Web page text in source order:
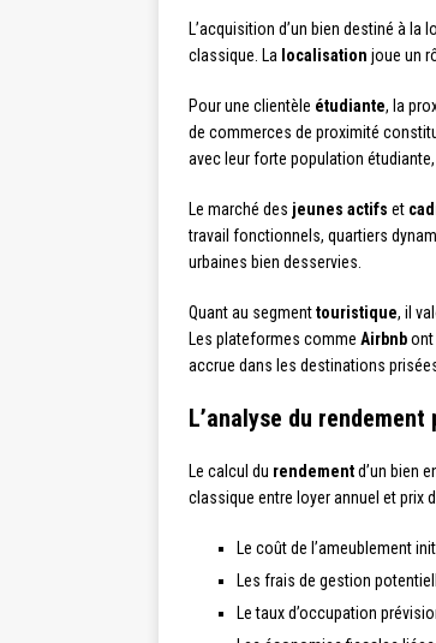
L’acquisition d’un bien destiné à
classique. La localisation joue un
Pour une clientèle étudiante, la
de commerces de proximité
avec leur forte population
Le marché des jeunes actifs et
travail fonctionnels, quartiers
urbaines bien desservies.
Quant au segmenttouristique, il
Les plateformes comme Airbnbont
accrue dans les destinations
L’analyse du
Le calcul du rendementd’un bien
classique entre loyer annuel et prix
Le coût de l’ameublement
Les frais de gestion
Le taux d’occupation